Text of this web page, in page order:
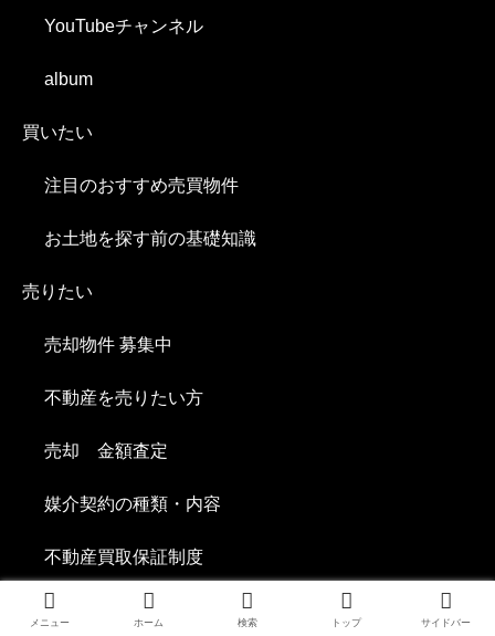
YouTubeチャンネル
album
買いたい
注目のおすすめ売買物件
お土地を探す前の基礎知識
売りたい
売却物件 募集中
不動産を売りたい方
売却 金額査定
媒介契約の種類・内容
不動産買取保証制度
住宅ローンの支払いに困ったら
メニュー ホーム 検索 トップ サイドバー